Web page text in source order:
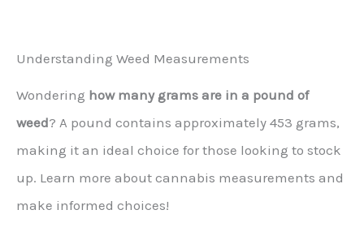
Understanding Weed Measurements
Wondering how many grams are in a pound of
weed? A pound contains approximately 453 grams,
making it an ideal choice for those looking to stock
up. Learn more about cannabis measurements and
make informed choices!